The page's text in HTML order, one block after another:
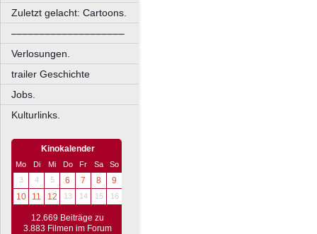
Zuletzt gelacht: Cartoons.
––––––––––––––––––––
Verlosungen.
trailer Geschichte
Jobs.
Kulturlinks.
Kinokalender
Mo Di Mi Do Fr Sa
So
3
4 5 6 7 8
9
10
11 12 13 14 15 16
12.669 Beiträge zu
3.883 Filmen im Forum